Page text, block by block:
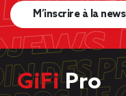
M’inscrire à la
GiFiPro